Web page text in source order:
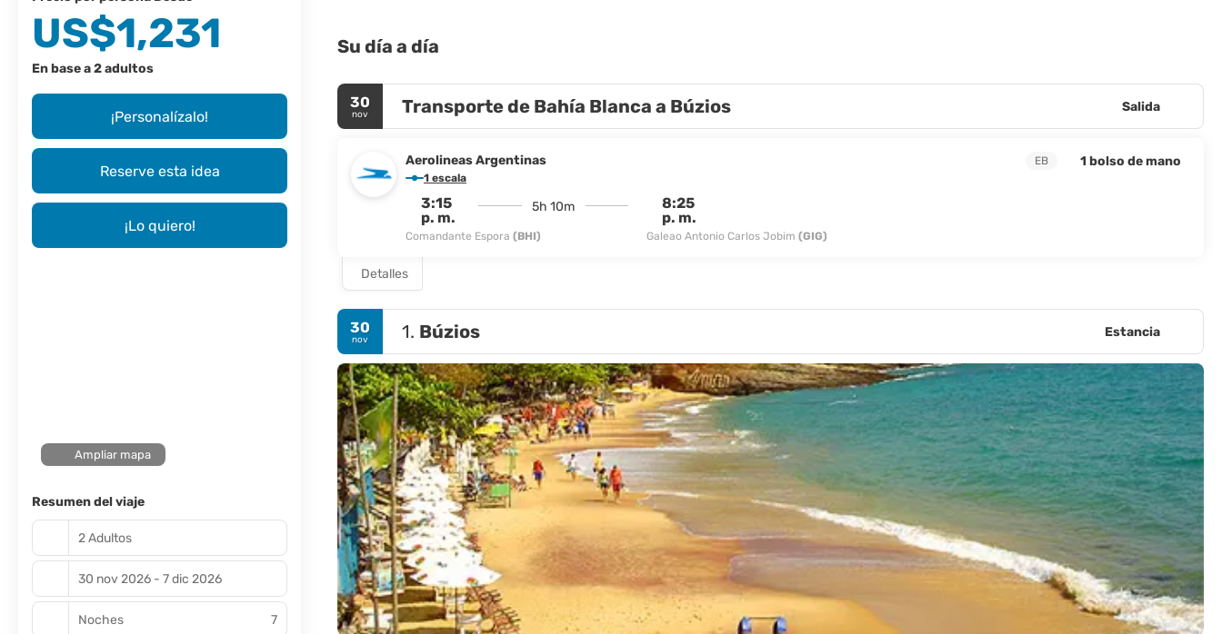
Su día a día
30
nov Transporte de Bahía Blanca a Búzios Salida
Aerolineas Argentinas
1 escala
3:15
p. m.
Comandante Espora (BHI)
5h 10m
8:25
p. m.
Galeao Antonio Carlos Jobim (GIG)
EB 1 bolso de mano
Detalles
30
nov 1. Búzios Estancia
US$1,231
En base a 2 adultos
¡Personalízalo!
Reserve esta idea
¡Lo quiero!
Ampliar mapa
Resumen del viaje
2 Adultos
30 nov 2026 - 7 dic 2026
Noches 7